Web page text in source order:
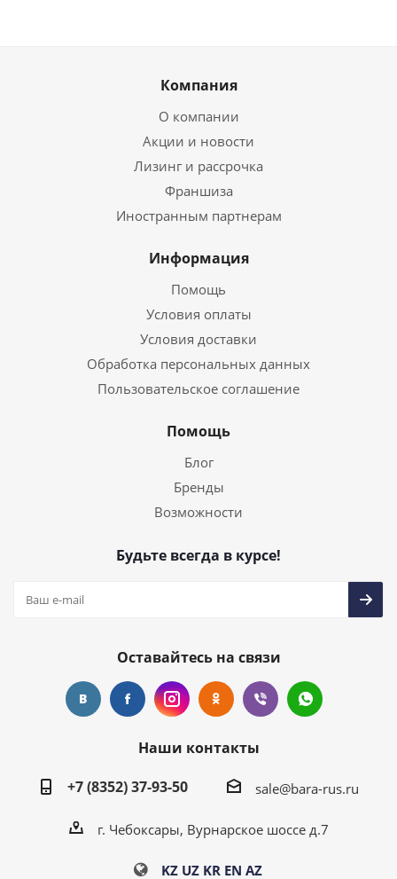
Компания
О компании
Акции и новости
Лизинг и рассрочка
Франшиза
Иностранным партнерам
Информация
Помощь
Условия оплаты
Условия доставки
Обработка персональных данных
Пользовательское соглашение
Помощь
Блог
Бренды
Возможности
Будьте всегда в курсе!
Оставайтесь на связи
Наши контакты
+7 (8352) 37-93-50
sale@bara-rus.ru
г. Чебоксары, Вурнарское шоссе д.7
KZ UZ KR EN AZ